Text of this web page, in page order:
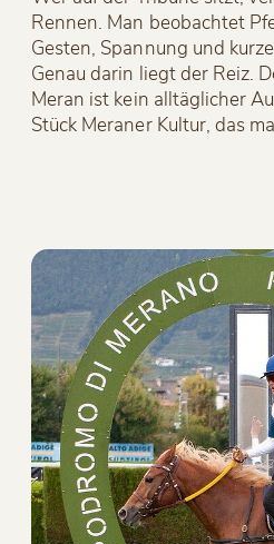
Rennen. Man beobachtet
Gesten, Spannung und
Genau darin liegt der Reiz.
Meran ist kein alltäglicher
Stück Meraner Kultur, das